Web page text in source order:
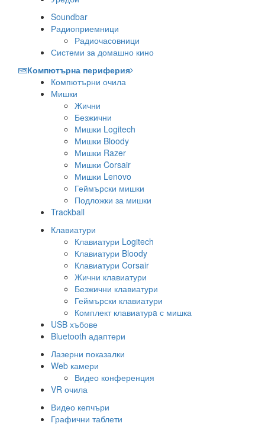
Soundbar
Радиоприемници
Радиочасовници
Системи за домашно кино
Компютърна периферия
Компютърни очила
Мишки
Жични
Безжични
Мишки Logitech
Мишки Bloody
Мишки Razer
Мишки Corsair
Мишки Lenovo
Геймърски мишки
Подложки за мишки
Trackball
Клавиатури
Клавиатури Logitech
Клавиатури Bloody
Клавиатури Corsair
Жични клавиатури
Безжични клавиатури
Геймърски клавиатури
Комплект клавиатурa с мишка
USB хъбове
Bluetooth адаптери
Лазерни показалки
Web камери
Видео конференция
VR очила
Видео кепчъри
Графични таблети